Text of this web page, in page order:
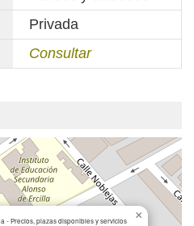
Privada
Consultar
- Precios, plazas disponibles y servicios ×